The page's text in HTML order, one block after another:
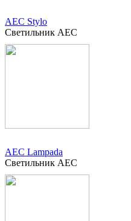
AEC Stylo
Светильник AEC
AEC Lampada
Светильник AEC